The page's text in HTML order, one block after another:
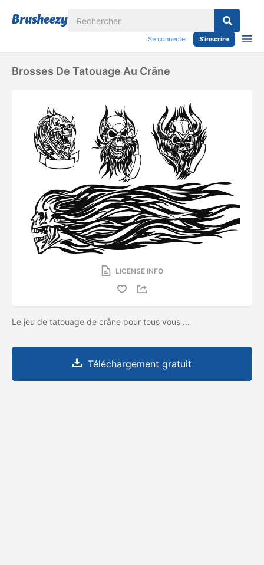
Se connecter S'inscrire
Brosses De Tatouage Au Crâne
LICENSE INFO
Le jeu de tatouage de crâne pour tous vous ...
Téléchargement gratuit